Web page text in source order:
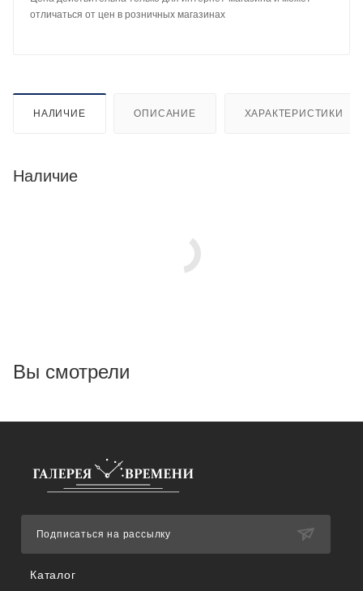
отличаться от цен в розничных магазинах
НАЛИЧИЕ ОПИСАНИЕ ХАРАКТЕРИСТИКИ
Наличие
Вы смотрели
Каталог
Подписаться на рассылку